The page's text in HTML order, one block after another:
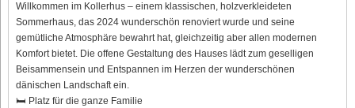
Willkommen im Kollerhus – einem klassischen, holzverkleideten
Sommerhaus, das 2024 wunderschön renoviert wurde und seine
gemütliche Atmosphäre bewahrt hat, gleichzeitig aber allen modernen
Komfort bietet. Die offene Gestaltung des Hauses lädt zum geselligen
Beisammensein und Entspannen im Herzen der wunderschönen
dänischen Landschaft ein.
🛏 Platz für die ganze Familie